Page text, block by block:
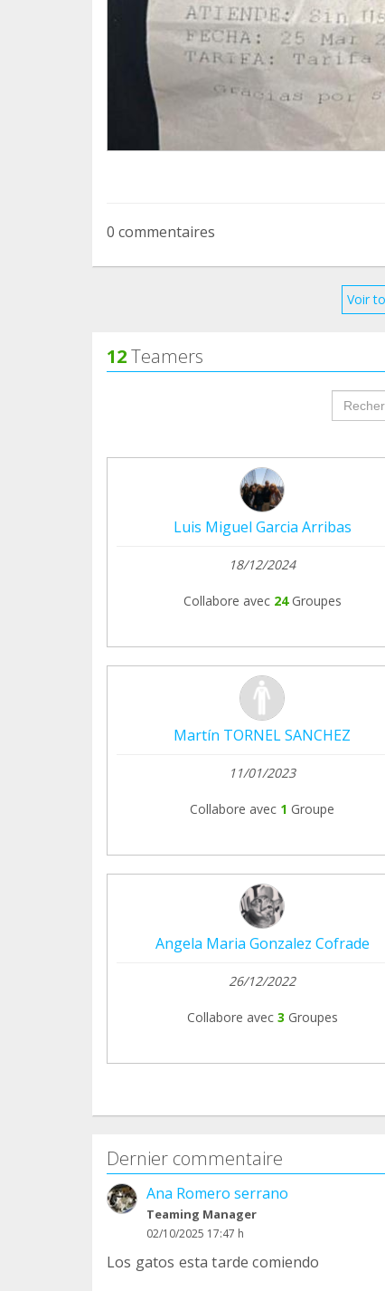
0 commentaires
Voir
12Teamers
Luis Miguel Garcia Arribas
18/12/2024
Collabore avec 24 Groupes
Martín TORNEL SANCHEZ
11/01/2023
Collabore avec 1 Groupe
Angela Maria Gonzalez Cofrade
26/12/2022
Collabore avec 3 Groupes
Dernier commentaire
Ana Romero serrano
Teaming Manager
02/10/2025 17:47 h
Los gatos esta tarde comiendo